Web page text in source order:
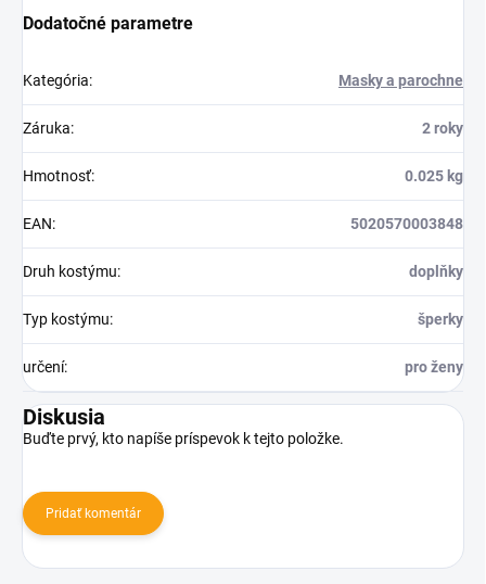
Dodatočné parametre
Kategória: Masky a parochne
Záruka: 2 roky
Hmotnosť: 0.025 kg
EAN: 5020570003848
Druh kostýmu: doplňky
Typ kostýmu: šperky
určení: pro ženy
Diskusia
Buďte prvý, kto napíše príspevok k tejto položke.
Pridať komentár